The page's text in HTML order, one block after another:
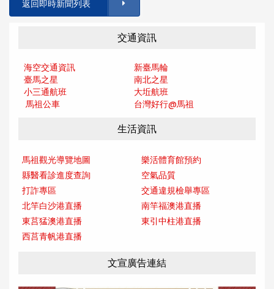
返回即時新聞列表
交通資訊
海空交通資訊
新臺馬輪
臺馬之星
南北之星
小三通航班
大坵航班
馬祖公車
台灣好行@馬祖
生活資訊
馬祖觀光導覽地圖
樂活體育館預約
縣醫看診進度查詢
空氣品質
打詐專區
交通違規檢舉專區
北竿白沙港直播
南竿福澳港直播
東莒猛澳港直播
東引中柱港直播
西莒青帆港直播
文宣廣告連結